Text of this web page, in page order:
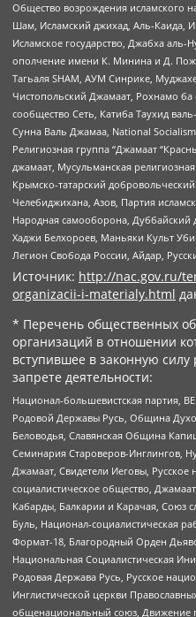
Общество возрождения исламского
Шам, Исламский джихад, Аль-Каида,
Исламское государство, Джабха
ополчение имени К. Минина и Д.
Тагьаля SHAM, АУМ Синрике,
Чистопольский Джамаат, Рохнамо ба
сообщество Сеть, Катиба Таухид
Сунна Валь Джамаа, National
Религиозная группа “Джамаат
джамаат, Мусульманская
Крымско-татарский
Челебиджихана, Азов, Партия
Народная самооборона, Дуббайский
Хаджи Белхороев, Маньяки Культ
Легион Свобода России, Айдар,
Источник: http://nac.gov.ru/
organizacii-i-materialy.html
* Перечень общественных
организаций в отношении
вступившее в законную
запрете деятельности:
Национал-большевистская партия,
Родовой Державы Русь, Община
Беловодья, Славянская Община
Семинария Староверов-Инглингов,
Джамаат, Свидетели Иеговы,
социалистическое общество,
Кабарды, Балкарии и Карачая, Союз
Буль, Национал-социалистическая
Формат-18, Благородный Орден
Национальная Социалистическая
Родовая Держава Русь, Русское
Инглистической церкви
общенациональный союз, Движение